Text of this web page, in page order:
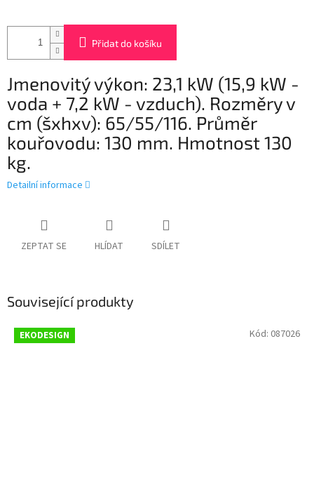
Přidat do košíku
Jmenovitý výkon: 23,1 kW (15,9 kW -
voda + 7,2 kW - vzduch). Rozměry v
cm (šxhxv): 65/55/116. Průměr
kouřovodu: 130 mm. Hmotnost 130
kg.
Detailní informace
ZEPTAT SE HLÍDAT SDÍLET
Související produkty
EKODESIGN Kód: 087026